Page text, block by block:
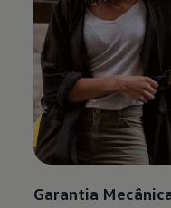
Garantia